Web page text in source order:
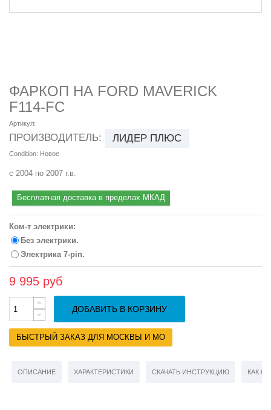
ФАРКОП НА FORD MAVERICK
F114-FC
Артикул:
ПРОИЗВОДИТЕЛЬ: ЛИДЕР ПЛЮС
Condition: Новое
с 2004 по 2007 г.в.
Бесплатная доставка в пределах МКАД
Ком-т электрики:
Без электрики.
Электрика 7-pin.
9 995 руб
ДОБАВИТЬ В КОРЗИНУ
БЫСТРЫЙ ЗАКАЗ ДЛЯ МОСКВЫ И МО
ОПИСАНИЕ ХАРАКТЕРИСТИКИ СКАЧАТЬ ИНСТРУКЦИЮ КАК